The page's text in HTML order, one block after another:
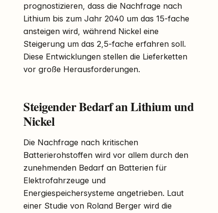
prognostizieren, dass die Nachfrage nach
Lithium bis zum Jahr 2040 um das 15-fache
ansteigen wird, während Nickel eine
Steigerung um das 2,5-fache erfahren soll.
Diese Entwicklungen stellen die Lieferketten
vor große Herausforderungen.
Steigender Bedarf an Lithium und
Nickel
Die Nachfrage nach kritischen
Batterierohstoffen wird vor allem durch den
zunehmenden Bedarf an Batterien für
Elektrofahrzeuge und
Energiespeichersysteme angetrieben. Laut
einer Studie von Roland Berger wird die